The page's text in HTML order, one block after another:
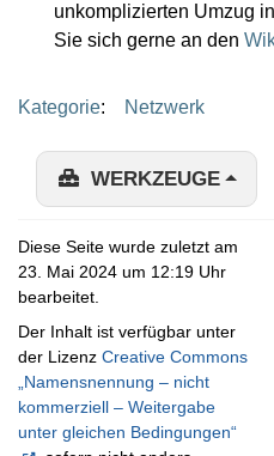
unkomplizierten Umzug
Sie sich gerne an den
Kategorie: Netzwerk
WERKZEUGE
Diese Seite wurde zuletzt am
23. Mai 2024 um 12:19 Uhr
bearbeitet.
Der Inhalt ist verfügbar unter
der Lizenz Creative Commons
„Namensnennung – nicht
kommerziell – Weitergabe
unter gleichen Bedingungen“